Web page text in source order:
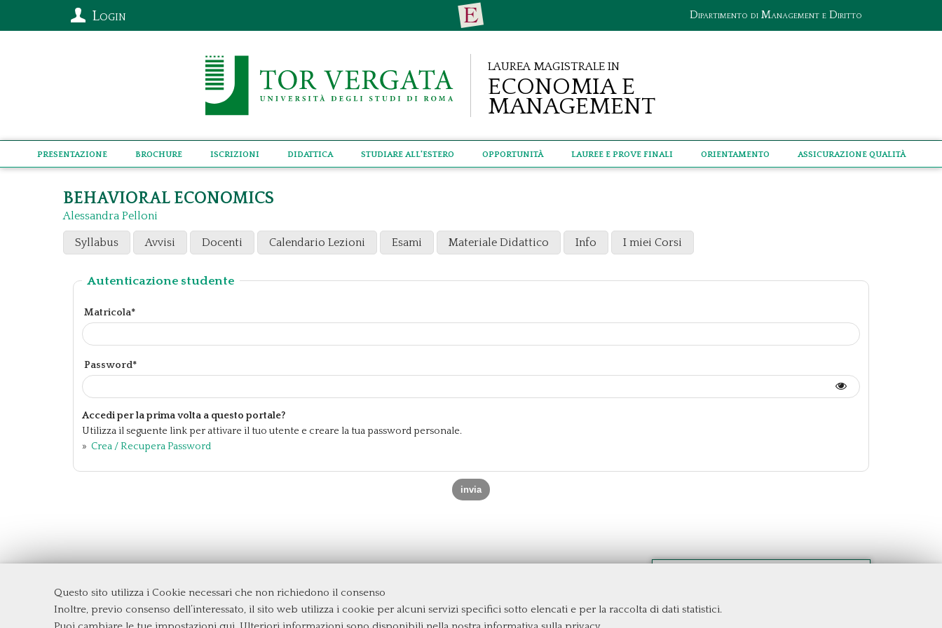
Questo sito utilizza i Cookie necessari che non richiedono il consenso
Inoltre, previo consenso dell’interessato, il sito web utilizza i cookie per alcuni servizi specifici sotto elencati e per la raccolta di dati statistici.
Dipartimento di Management e Diritto
Login
Laurea Magistrale in
Economia e
Management
Presentazione Brochure Iscrizioni Didattica Studiare all'estero Opportunità Lauree e Prove Finali Orientamento Assicurazione qualità
BEHAVIORAL ECONOMICS
Alessandra Pelloni
Syllabus Avvisi Docenti Calendario Lezioni Esami Materiale Didattico Info I miei Corsi
Autenticazione studente
Matricola*
Password*
Accedi per la prima volta a questo portale?
Utilizza il seguente link per attivare il tuo utente e creare la tua password personale.
» Crea / Recupera Password
Dipartimento di Management e Diritto
Università degli Studi di RomaTor Vergata